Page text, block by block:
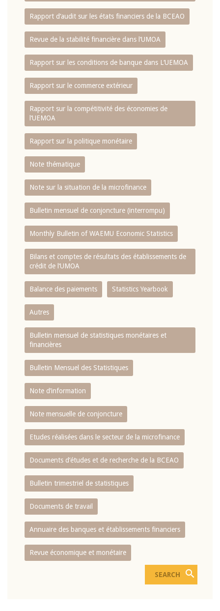
Rapport d‘audit sur les états financiers de la BCEAO
Revue de la stabilité financière dans l‘UMOA
Rapport sur les conditions de banque dans L‘UEMOA
Rapport sur le commerce extérieur
Rapport sur la compétitivité des économies de
l‘UEMOA
Rapport sur la politique monétaire
Note thématique
Note sur la situation de la microfinance
Bulletin mensuel de conjoncture (interrompu)
Monthly Bulletin of WAEMU Economic Statistics
Bilans et comptes de résultats des établissements de
crédit de l‘UMOA
Balance des paiements Statistics Yearbook
Autres
Bulletin mensuel de statistiques monétaires et
financières
Bulletin Mensuel des Statistiques
Note d’information
Note mensuelle de conjoncture
Etudes réalisées dans le secteur de la microfinance
Documents d’études et de recherche de la BCEAO
Bulletin trimestriel de statistiques
Documents de travail
Annuaire des banques et établissements financiers
Revue économique et monétaire